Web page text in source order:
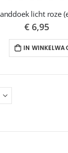
€ 6,95
IN